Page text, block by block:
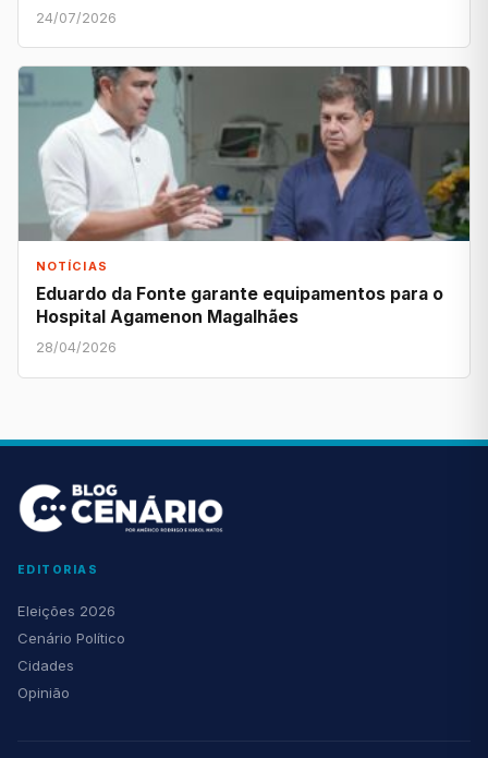
24/07/2026
NOTÍCIAS
Eduardo da Fonte garante equipamentos para o
Hospital Agamenon Magalhães
28/04/2026
EDITORIAS
Eleições 2026
Cenário Político
Cidades
Opinião